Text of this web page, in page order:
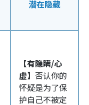
潜在隐藏
【有隐瞒/心
虚】 否认你的
怀疑是为了保
护自己不被定